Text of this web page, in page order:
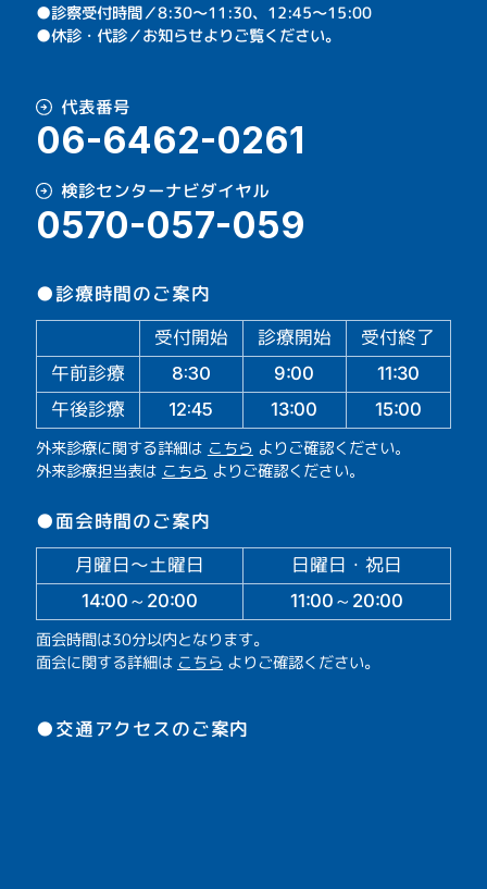
⁩●診察受付時間／8:30～11:30、12:45～15:00
●休診・代診／お知らせよりご覧ください。
代表番号
06-6462-0261
検診センターナビダイヤル
0570-057-059
●診療時間のご案内
受付開始 診療開始
受付終了
午前診療
8:30 9:00 11:30
午後診療 12:45 13:00 15:00
外来診療に関する詳細は こちら よりご確認ください。
外来診療担当表は こちら よりご確認ください。
●面会時間のご案内
月曜日～土曜日 日曜日・祝日
14:00～20:00 11:00～20:00
面会時間は30分以内となります。
面会に関する詳細は こちら よりご確認ください。
●交通アクセスのご案内